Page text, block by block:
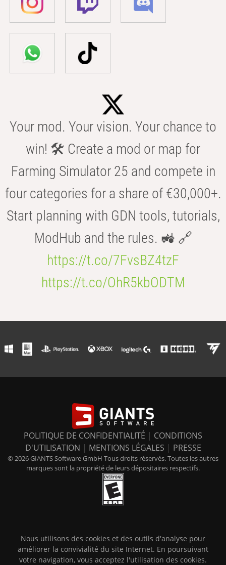
Your mod. Your vision. Your chance to
win! 🛠️ Create a mod or map for
Farming Simulator 25 and compete in
four categories for a share of €30,000+.
Start planning with GDN tools, tutorials,
ModHub and the rules. 🚜 🔗
https://t.co/7FvsBZ4tzF
https://t.co/OhR5kbODTM
POLITIQUE DE CONFIDENTIALITÉ | CONDITIONS
D'UTILISATION | MENTIONS LÉGALES | PRESSE
© 2026 GIANTS Software GmbH Tous droits réservés. Toutes les autres
marques sont la propriété de leurs dépositaires respectifs.
Nous utilisons des cookies et des outils d'analyse pour
améliorer la convivialité du site Internet. En poursuivant
votre navigation, vous acceptez l'utilisation des cookies.